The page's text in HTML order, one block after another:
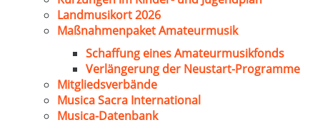
Landmusikort 2026
Maßnahmenpaket Amateurmusik
Schaffung eines Amateurmusikfonds
Verlängerung der Neustart-Programme
Mitgliedsverbände
Musica Sacra International
Musica-Datenbank